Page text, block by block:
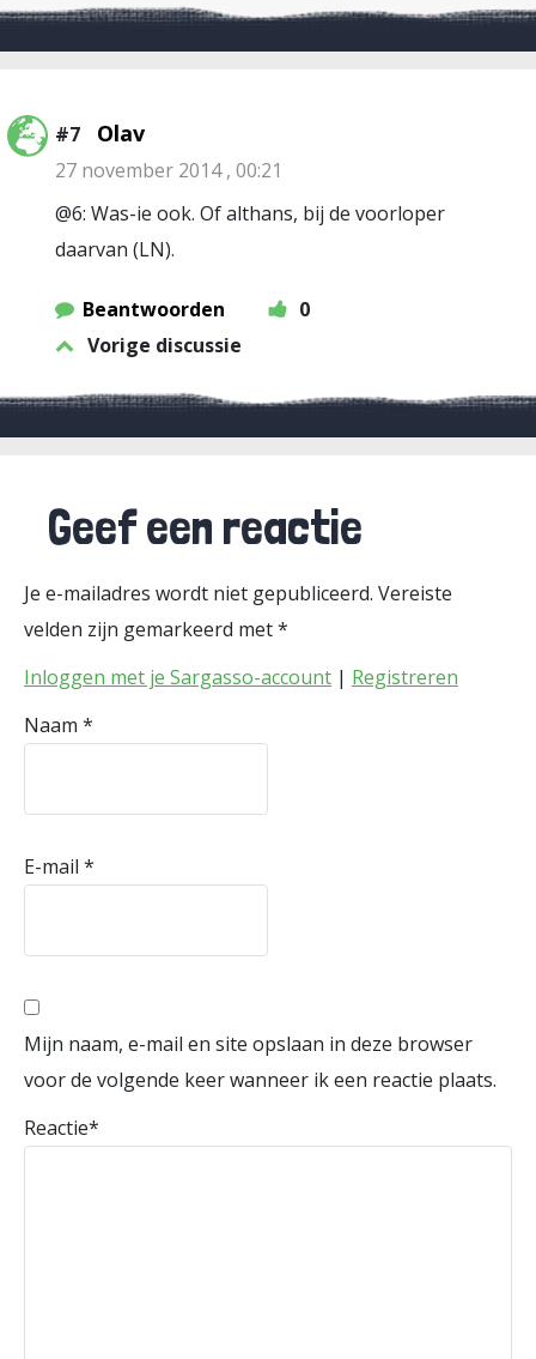
#7 Olav
27 november 2014 , 00:21
@6: Was-ie ook. Of althans, bij de voorloper
daarvan (LN).
Beantwoorden
0
Vorige discussie
Geef een reactie
Je e-mailadres wordt niet gepubliceerd. Vereiste
velden zijn gemarkeerd met*
Inloggen met je Sargasso-account | Registreren
Naam *
E-mail *
Mijn naam, e-mail en site opslaan in deze browser
voor de volgende keer wanneer ik een reactie plaats.
Reactie*